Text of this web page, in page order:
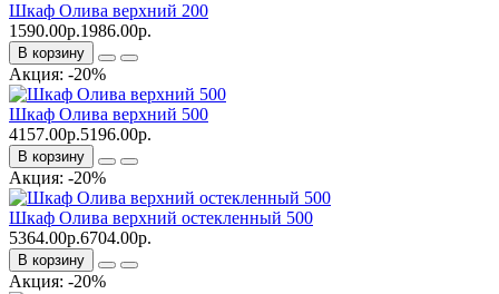
Шкаф Олива верхний 200
1590.00р.1986.00р.
В корзину
Акция: -20%
Шкаф Олива верхний 500
4157.00р.5196.00р.
В корзину
Акция: -20%
Шкаф Олива верхний остекленный 500
5364.00р.6704.00р.
В корзину
Акция: -20%